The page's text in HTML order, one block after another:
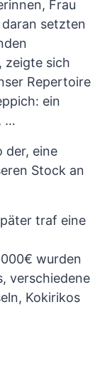
Frau
setzten
zeigte sich
Repertoire
ein
…
der, eine
Stock an
traf eine
wurden
verschiedene
Kokirikos